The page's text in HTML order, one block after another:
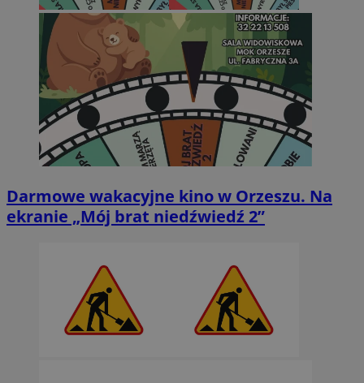
Darmowe wakacyjne kino w Orzeszu. Na
ekranie „Mój brat niedźwiedź 2”